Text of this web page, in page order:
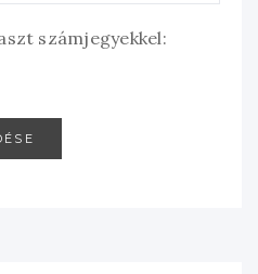
számjegyekkel: